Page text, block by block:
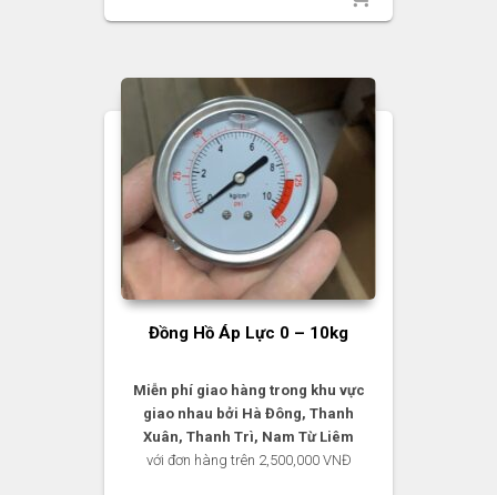
Đồng Hồ Áp Lực 0 – 10kg
Miễn phí giao hàng trong khu vực
giao nhau bởi Hà Đông, Thanh
Xuân, Thanh Trì, Nam Từ Liêm
với đơn hàng trên 2,500,000 VNĐ